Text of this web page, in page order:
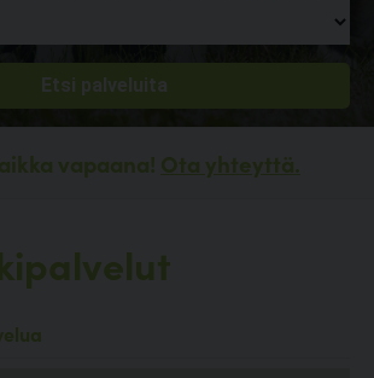
vapaana! Ota yhteyttä.